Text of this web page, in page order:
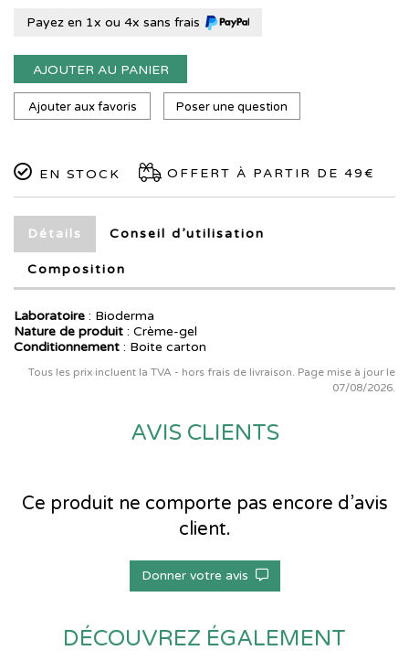
Payez en 1x ou 4x sans frais
AJOUTER AU PANIER
Ajouter aux favoris Poser une question
EN STOCK OFFERT À PARTIR DE 49€
Détails Conseil d’utilisation
Composition
Laboratoire : Bioderma
Nature de produit : Crème-gel
Conditionnement : Boite carton
Tous les prix incluent la TVA - hors frais de livraison. Page mise à jour le
07/08/2026.
AVIS CLIENTS
Ce produit ne comporte pas encore d’avis
client.
Donner votre avis
DÉCOUVREZ ÉGALEMENT